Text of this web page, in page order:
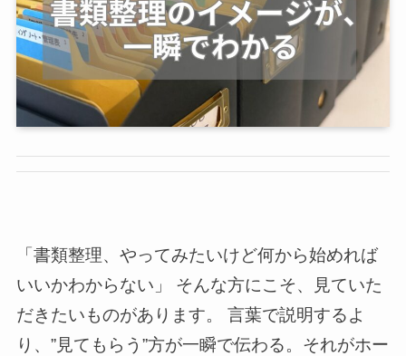
「書類整理、やってみたいけど何から始めれば
いいかわからない」 そんな方にこそ、見ていた
だきたいものがあります。 言葉で説明するよ
り、”見てもらう”方が一瞬で伝わる。それがホー